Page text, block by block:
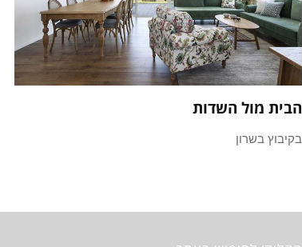
הבית מול השדות
בקיבוץ בשרון